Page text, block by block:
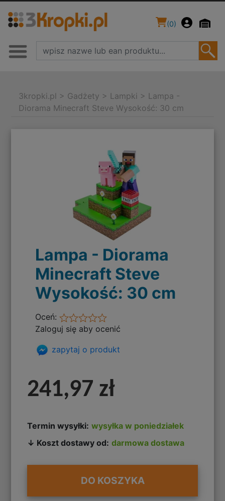
(0)
3kropki.pl > Gadżety > Lampki > Lampa -
Diorama Minecraft Steve Wysokość: 30 cm
Lampa - Diorama
Minecraft Steve
Wysokość: 30 cm
Oceń:
Zaloguj się aby ocenić
zapytaj o produkt
241,97 zł
Termin wysyłki: wysyłka w poniedziałek
↓ Koszt dostawy od: darmowa dostawa
DO KOSZYKA